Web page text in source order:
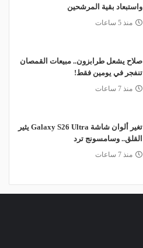
واستبعاد بقية المرشحين
منذ 5 ساعات
صلاح يشعل طرابزون.. مبيعات القمصان
تنفجر في يومين فقط!
منذ 7 ساعات
تغير ألوان شاشة Galaxy S26 Ultra يثير
القلق.. وسامسونج ترد
منذ 7 ساعات